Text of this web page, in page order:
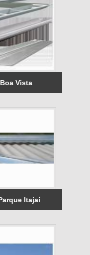
Vista
Itajaí